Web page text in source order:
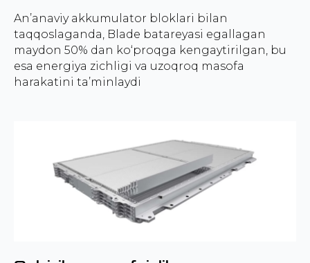
An’anaviy akkumulator bloklari bilan
taqqoslaganda, Blade batareyasi egallagan
maydon 50% dan ko‘proqga kengaytirilgan, bu
esa energiya zichligi va uzoqroq masofa
harakatini ta’minlaydi